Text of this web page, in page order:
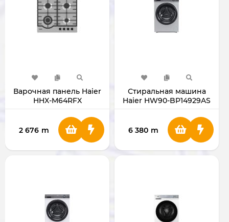
Варочная панель Haier
HHX-M64RFX
2 676 m
Стиральная машина
Haier HW90-BP14929AS
6 380 m